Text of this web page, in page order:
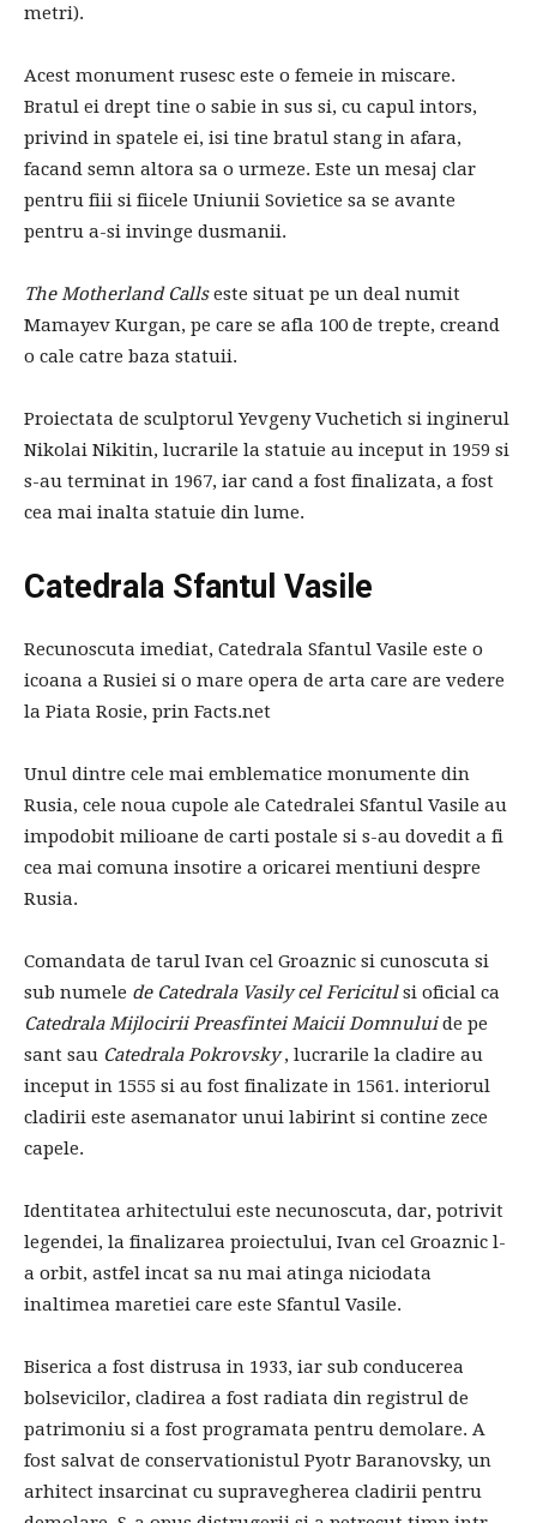
metri).
Acest monument rusesc este o femeie in miscare.
Bratul ei drept tine o sabie in sus si, cu capul intors,
privind in spatele ei, isi tine bratul stang in afara,
facand semn altora sa o urmeze. Este un mesaj clar
pentru fiii si fiicele Uniunii Sovietice sa se avante
pentru a-si invinge dusmanii.
The Motherland Callseste situat pe un deal numit
Mamayev Kurgan, pe care se afla 100 de trepte, creand
o cale catre baza statuii.
Proiectata de sculptorul Yevgeny Vuchetich si inginerul
Nikolai Nikitin, lucrarile la statuie au inceput in 1959 si
s-au terminat in 1967, iar cand a fost finalizata, a fost
cea mai inalta statuie din lume.
Catedrala Sfantul Vasile
Recunoscuta imediat, Catedrala Sfantul Vasile este o
icoana a Rusiei si o mare opera de arta care are vedere
la Piata Rosie, prin Facts.net
Unul dintre cele mai emblematice monumente din
Rusia, cele noua cupole ale Catedralei Sfantul Vasile au
impodobit milioane de carti postale si s-au dovedit a fi
cea mai comuna insotire a oricarei mentiuni despre
Rusia.
Comandata de tarul Ivan cel Groaznic si cunoscuta si
sub numele de Catedrala Vasily cel Fericitulsi oficial ca
Catedrala Mijlocirii Preasfintei Maicii Domnuluide pe
sant sau Catedrala Pokrovsky, lucrarile la cladire au
inceput in 1555 si au fost finalizate in 1561. interiorul
cladirii este asemanator unui labirint si contine zece
capele.
Identitatea arhitectului este necunoscuta, dar, potrivit
legendei, la finalizarea proiectului, Ivan cel Groaznic l-
a orbit, astfel incat sa nu mai atinga niciodata
inaltimea maretiei care este Sfantul Vasile.
Biserica a fost distrusa in 1933, iar sub conducerea
bolsevicilor, cladirea a fost radiata din registrul de
patrimoniu si a fost programata pentru demolare. A
fost salvat de conservationistul Pyotr Baranovsky, un
arhitect insarcinat cu supravegherea cladirii pentru